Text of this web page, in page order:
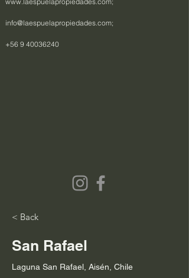
info@laespuelapropiedades.com;
+56 9 40036240
< Back
San Rafael
Laguna San Rafael, Aisén, Chile